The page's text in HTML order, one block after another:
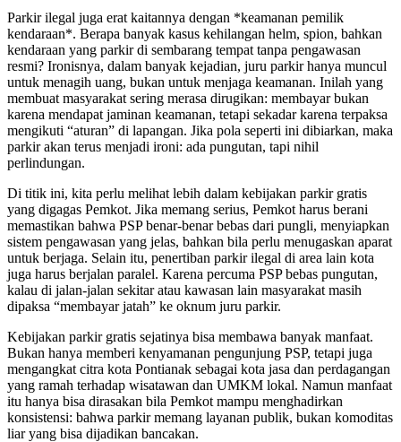
Parkir ilegal juga erat kaitannya dengan *keamanan pemilik
kendaraan*. Berapa banyak kasus kehilangan helm, spion, bahkan
kendaraan yang parkir di sembarang tempat tanpa pengawasan
resmi? Ironisnya, dalam banyak kejadian, juru parkir hanya muncul
untuk menagih uang, bukan untuk menjaga keamanan. Inilah yang
membuat masyarakat sering merasa dirugikan: membayar bukan
karena mendapat jaminan keamanan, tetapi sekadar karena terpaksa
mengikuti “aturan” di lapangan. Jika pola seperti ini dibiarkan, maka
parkir akan terus menjadi ironi: ada pungutan, tapi nihil
perlindungan.
Di titik ini, kita perlu melihat lebih dalam kebijakan parkir gratis
yang digagas Pemkot. Jika memang serius, Pemkot harus berani
memastikan bahwa PSP benar-benar bebas dari pungli, menyiapkan
sistem pengawasan yang jelas, bahkan bila perlu menugaskan aparat
untuk berjaga. Selain itu, penertiban parkir ilegal di area lain kota
juga harus berjalan paralel. Karena percuma PSP bebas pungutan,
kalau di jalan-jalan sekitar atau kawasan lain masyarakat masih
dipaksa “membayar jatah” ke oknum juru parkir.
Kebijakan parkir gratis sejatinya bisa membawa banyak manfaat.
Bukan hanya memberi kenyamanan pengunjung PSP, tetapi juga
mengangkat citra kota Pontianak sebagai kota jasa dan perdagangan
yang ramah terhadap wisatawan dan UMKM lokal. Namun manfaat
itu hanya bisa dirasakan bila Pemkot mampu menghadirkan
konsistensi: bahwa parkir memang layanan publik, bukan komoditas
liar yang bisa dijadikan bancakan.